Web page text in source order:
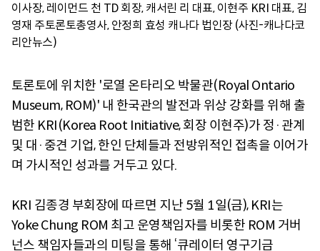
이사장, 레이먼드 천 TD 회장, 캐서린 리 대표, 이현주 KRI 대표, 김
영재 주토론토총영사, 안정희 효성 캐나다 법인장 (사진-캐나다코
리안뉴스)
토론토에 위치한 '로열 온타리오 박물관(Royal Ontario
Museum, ROM)' 내 한국관의 발전과 위상 강화를 위해 출
범한 KRI(Korea Root Initiative, 회장 이현주)가 정·관계
및 대·중견 기업, 한인 단체들과 전방위적인 접촉을 이어가
며 가시적인 성과를 거두고 있다.
KRI 김종경 부회장에 따르면 지난 5월 1일(금), KRI는
Yoke Chung ROM 최고 운영책임자를 비롯한 ROM 거버
넌스 책임자들과의 미팅을 통해 ‘큐레이터 영구기금